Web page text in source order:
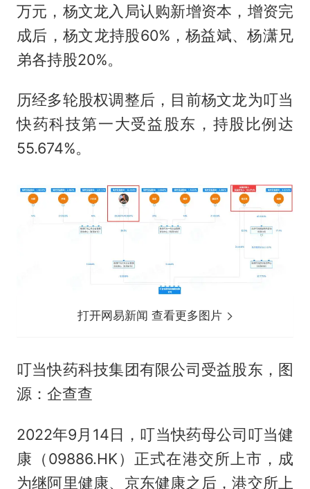
万元，杨文龙入局认购新增资本，增资完
成后，杨文龙持股60%，杨益斌、杨潇兄
弟各持股20%。
历经多轮股权调整后，目前杨文龙为叮当
快药科技第一大受益股东，持股比例达
55.674%。
打开网易新闻 查看更多图片
叮当快药科技集团有限公司受益股东，图
源：企查查
2022年9月14日，叮当快药母公司叮当健
康（09886.HK）正式在港交所上市，成
为继阿里健康、京东健康之后，港交所上